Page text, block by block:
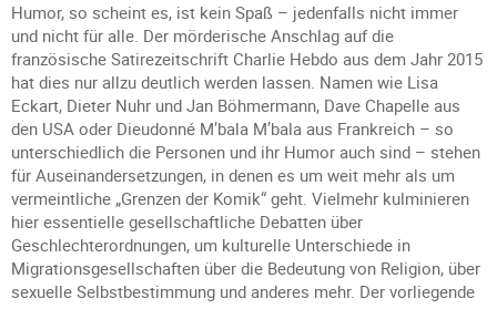
Humor, so scheint es, ist kein Spaß – jedenfalls nicht immer
und nicht für alle. Der mörderische Anschlag auf die
französische Satirezeitschrift Charlie Hebdo aus dem Jahr 2015
hat dies nur allzu deutlich werden lassen. Namen wie Lisa
Eckart, Dieter Nuhr und Jan Böhmermann, Dave Chapelle aus
den USA oder Dieudonné M’bala M’bala aus Frankreich – so
unterschiedlich die Personen und ihr Humor auch sind – stehen
für Auseinandersetzungen, in denen es um weit mehr als um
vermeintliche „Grenzen der Komik“ geht. Vielmehr kulminieren
hier essentielle gesellschaftliche Debatten über
Geschlechterordnungen, um kulturelle Unterschiede in
Migrationsgesellschaften über die Bedeutung von Religion, über
sexuelle Selbstbestimmung und anderes mehr. Der vorliegende